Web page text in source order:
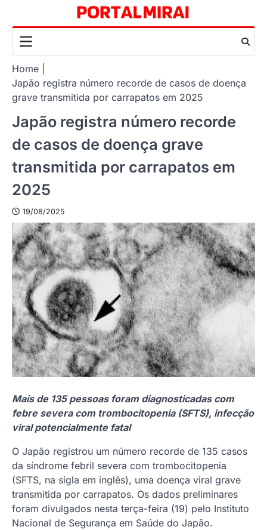
content
Home
Japão registra número recorde de casos de doença
grave transmitida por carrapatos em 2025
Japão registra número recorde
de casos de doença grave
transmitida por carrapatos em
2025
19/08/2025
Mais de 135 pessoas foram diagnosticadas com
febre severa com trombocitopenia (SFTS), infecção
viral potencialmente fatal
O Japão registrou um número recorde de 135 casos
da síndrome febril severa com trombocitopenia
(SFTS, na sigla em inglês), uma doença viral grave
transmitida por carrapatos. Os dados preliminares
foram divulgados nesta terça-feira (19) pelo Instituto
Nacional de Segurança em Saúde do Japão.